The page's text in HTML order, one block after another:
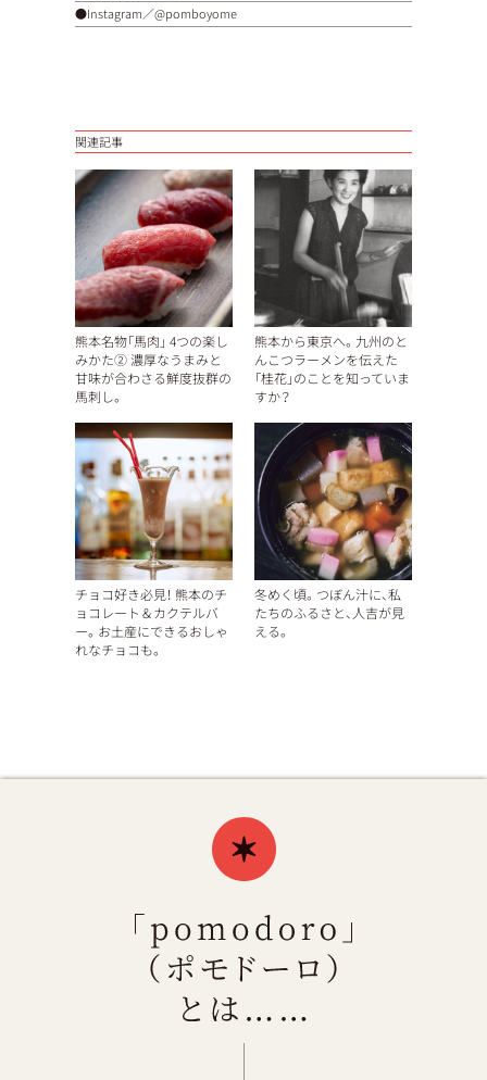
●Instagram／@pomboyome
関連記事
熊本名物「馬肉」 4つの楽し
みかた② 濃厚なうまみと
甘味が合わさる鮮度抜群の
馬刺し。
熊本から東京へ。九州のと
んこつラーメンを伝えた
「桂花」のことを知っていま
すか？
チョコ好き必見！ 熊本のチ
ョコレート＆カクテルバ
ー。お土産にできるおしゃ
れなチョコも。
冬めく頃。つぼん汁に、私
たちのふるさと、人吉が見
える。